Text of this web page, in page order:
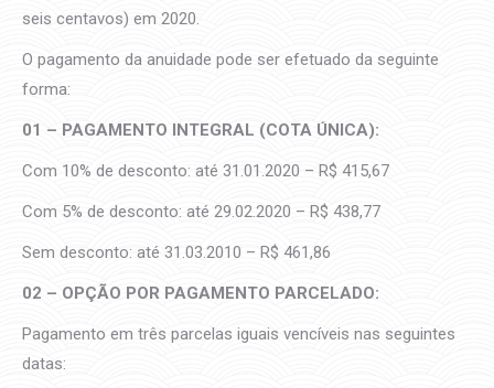
seis centavos) em 2020.
O pagamento da anuidade pode ser efetuado da seguinte
forma:
01 – PAGAMENTO INTEGRAL (COTA ÚNICA):
Com 10% de desconto: até 31.01.2020 – R$ 415,67
Com 5% de desconto: até 29.02.2020 – R$ 438,77
Sem desconto: até 31.03.2010 – R$ 461,86
02 – OPÇÃO POR PAGAMENTO PARCELADO:
Pagamento em três parcelas iguais vencíveis nas seguintes
datas: